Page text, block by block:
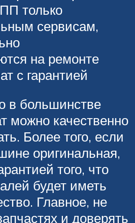
только
сервисам,
на ремонте
с гарантией
в большинстве
можно качественно
Более того, если
оригинальная,
того, что
будет иметь
Главное, не
и доверять